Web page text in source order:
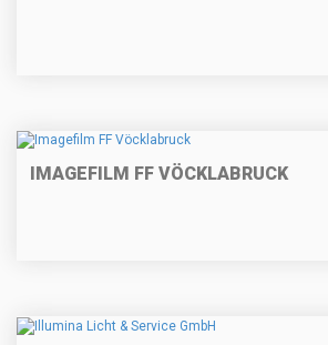
IMAGEFILM FF VÖCKLABRUCK